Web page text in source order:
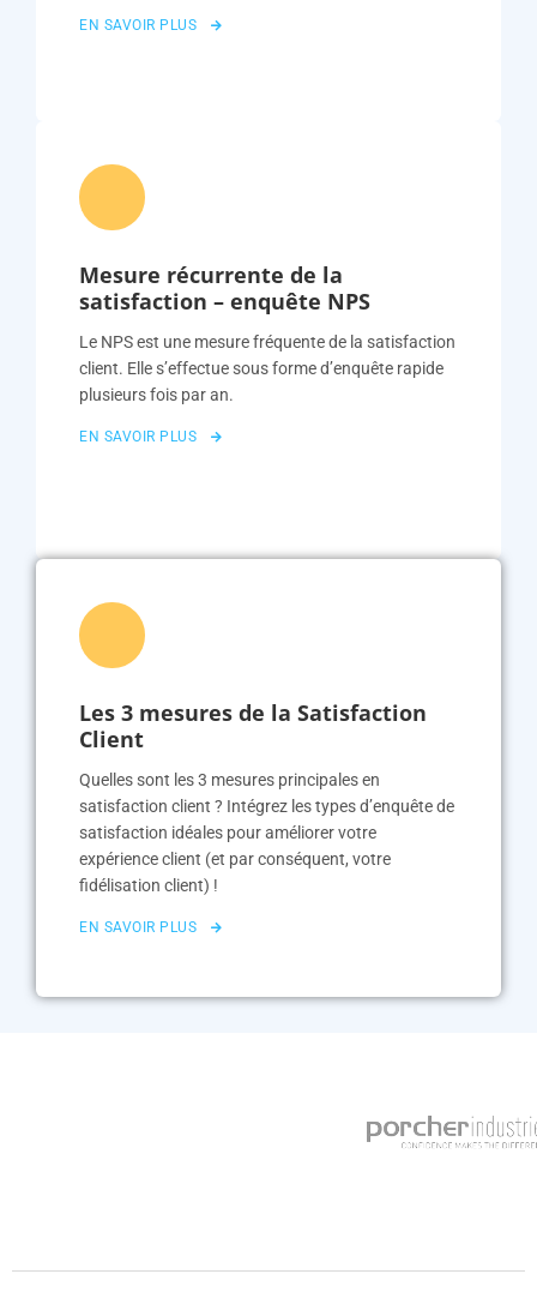
EN SAVOIR PLUS
Mesure récurrente de la
satisfaction – enquête NPS
Le NPS est une mesure fréquente de la satisfaction
client. Elle s’effectue sous forme d’enquête rapide
plusieurs fois par an.
EN SAVOIR PLUS
Les 3 mesures de la Satisfaction
Client
Quelles sont les 3 mesures principales en
satisfaction client ? Intégrez les types d’enquête de
satisfaction idéales pour améliorer votre
expérience client (et par conséquent, votre
fidélisation client) !
EN SAVOIR PLUS